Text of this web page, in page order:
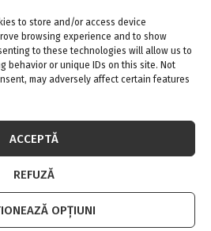
to store and/or access device
browsing experience and to show
to these technologies will allow us to
behavior or unique IDs on this site. Not
may adversely affect certain features
ACCEPTĂ
REFUZĂ
OPȚIUNI
gândaci și ieftine, și